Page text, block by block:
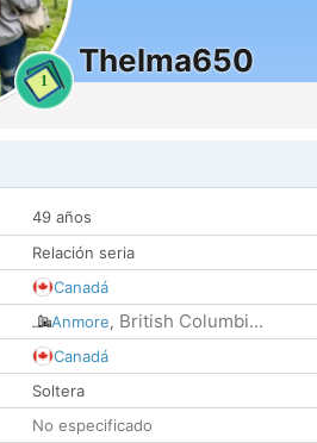
1
Thelma650
49 años
Relación seria
Canadá
Anmore, British Columbi...
Canadá
Soltera
No especificado